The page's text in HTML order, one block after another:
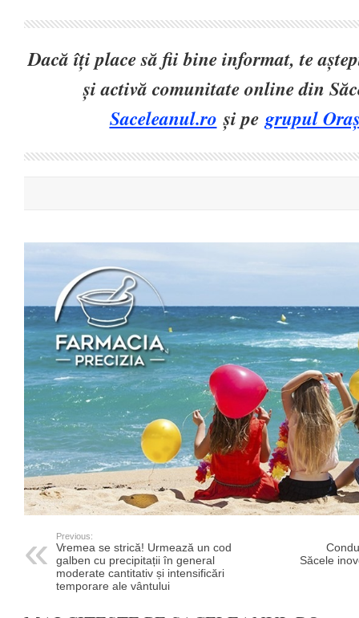
Dacă îți place să fii bine informat, te
și activă comunitate online din
Saceleanul.ro și pegrupul
Previous:
Vremea se strică! Urmează un cod
galben cu precipitații în general
moderate cantitativ și intensificări
temporare ale vântului
Săcele